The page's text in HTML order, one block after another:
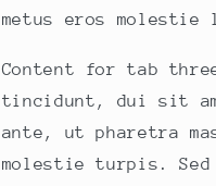
metus eros
Content for tab
tincidunt, dui sit
ante, ut pharetra
molestie turpis.